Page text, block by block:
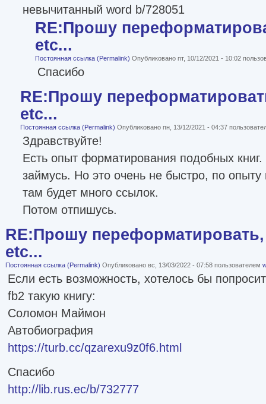
невычитанный word b/728051
RE:Прошу
etc...
Постоянная ссылка (Permalink) Опубликовано пт, 10/12/2021 - 10:02
Спасибо
RE:Прошу
etc...
Постоянная ссылка (Permalink) Опубликовано пн, 13/12/2021 - 04:37
Здравствуйте!
Есть опыт форматирования подобных
займусь. Но это очень не быстро, по
там будет много ссылок.
Потом отпишусь.
RE:Прошу переформатировать,
etc...
Постоянная ссылка (Permalink) Опубликовано вс, 13/03/2022 - 07:58 пользователем
Если есть возможность, хотелось бы
fb2 такую книгу:
Соломон Маймон
Автобиография
https://turb.cc/qzarexu9z0f6.html
Спасибо
http://lib.rus.ec/b/732777